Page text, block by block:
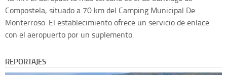
Compostela, situado a 70 km del Camping Municipal De
Monterroso. El establecimiento ofrece un servicio de enlace
con el aeropuerto por un suplemento.
REPORTAJES